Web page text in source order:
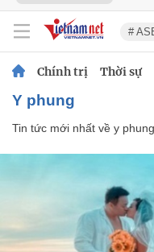
#
Chính trị Thời sự
y phung
Tin tức mới nhất về y phung